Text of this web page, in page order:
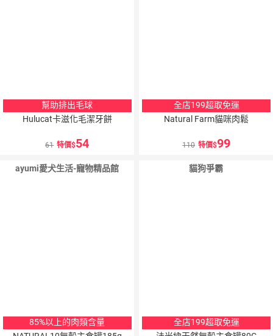
幫助排出毛球
Hulucat卡滋化毛潔牙餅
61 特價 54
全店199超取免運
Natural Farm貓咪肉鬆
110 特價 99
ayumi愛犬生活-寵物精品館
85%以上的肉類含量
貓狗爭霸
全店199超取免運